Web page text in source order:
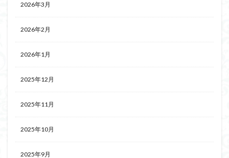
2026年3月
2026年2月
2026年1月
2025年12月
2025年11月
2025年10月
2025年9月